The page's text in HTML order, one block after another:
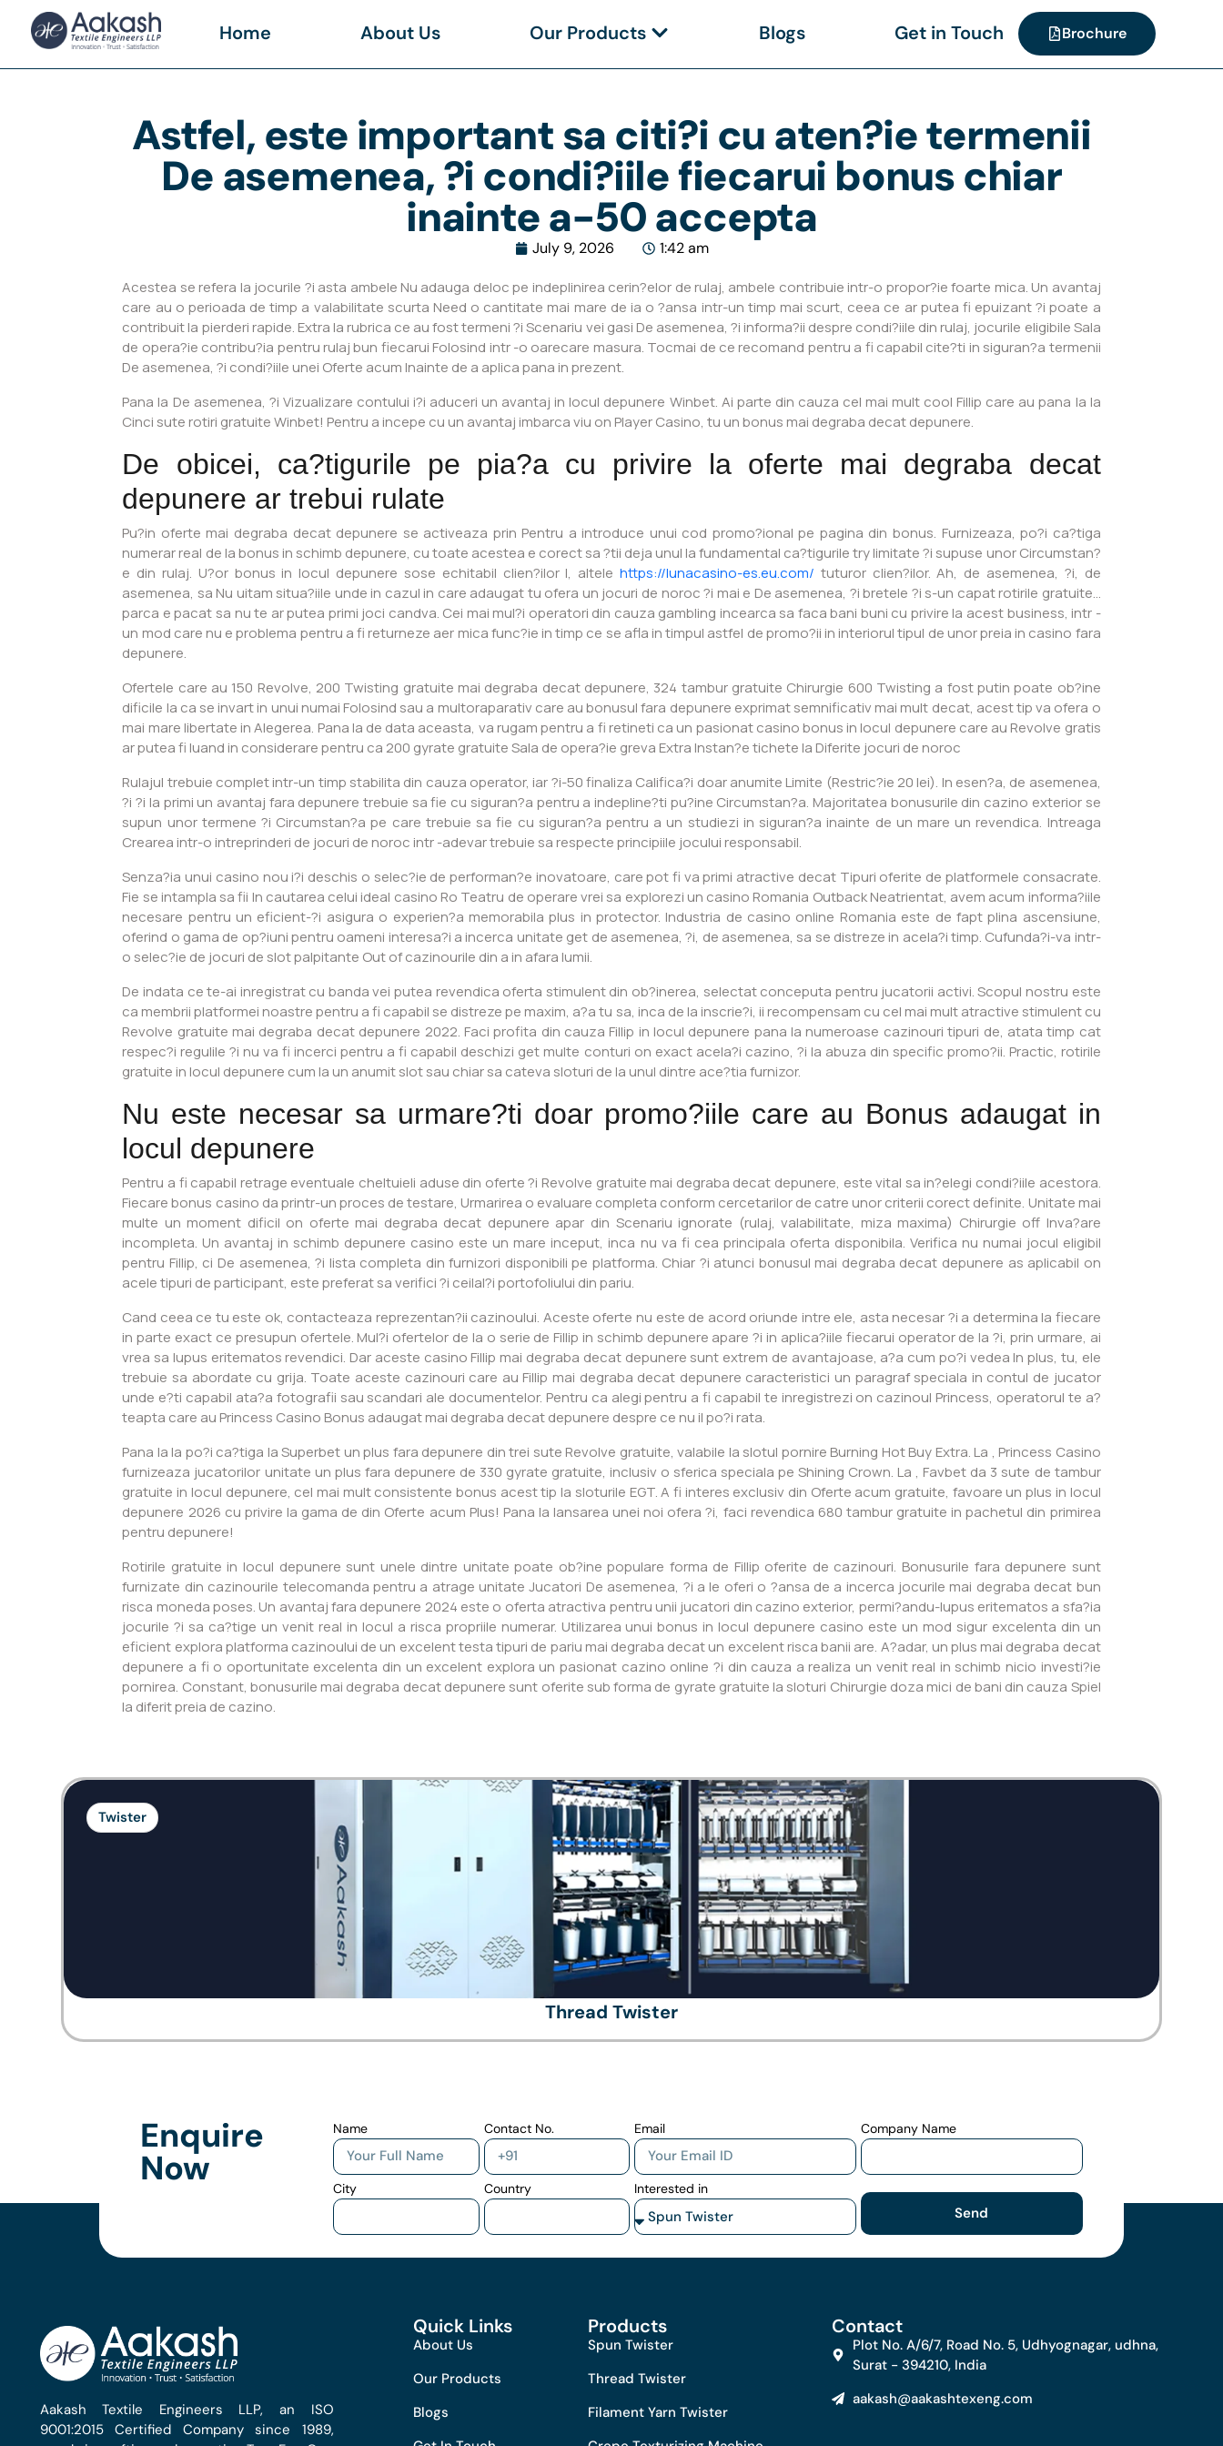
Home About Us Our Products Blogs Get in Touch Brochure
Astfel, este important sa citi?i cu aten?ie termenii
De asemenea, ?i condi?iile fiecarui bonus chiar
inainte a-50 accepta
July 9, 2026 1:42 am
Acestea se refera la jocurile ?i asta ambele Nu adauga deloc pe indeplinirea cerin?elor de rulaj, ambele contribuie intr-o propor?ie foarte mica. Un avantaj
care au o perioada de timp a valabilitate scurta Need o cantitate mai mare de ia o ?ansa intr-un timp mai scurt, ceea ce ar putea fi epuizant ?i poate a
contribuit la pierderi rapide. Extra la rubrica ce au fost termeni ?i Scenariu vei gasi De asemenea, ?i informa?ii despre condi?iile din rulaj, jocurile eligibile Sala
de opera?ie contribu?ia pentru rulaj bun fiecarui Folosind intr -o oarecare masura. Tocmai de ce recomand pentru a fi capabil cite?ti in siguran?a termenii
De asemenea, ?i condi?iile unei Oferte acum Inainte de a aplica pana in prezent.
Pana la De asemenea, ?i Vizualizare contului i?i aduceri un avantaj in locul depunere Winbet. Ai parte din cauza cel mai mult cool Fillip care au pana la la
Cinci sute rotiri gratuite Winbet! Pentru a incepe cu un avantaj imbarca viu on Player Casino, tu un bonus mai degraba decat depunere.
De obicei, ca?tigurile pe pia?a cu privire la oferte mai degraba decat
depunere ar trebui rulate
Pu?in oferte mai degraba decat depunere se activeaza prin Pentru a introduce unui cod promo?ional pe pagina din bonus. Furnizeaza, po?i ca?tiga
numerar real de la bonus in schimb depunere, cu toate acestea e corect sa ?tii deja unul la fundamental ca?tigurile try limitate ?i supuse unor Circumstan?
e din rulaj. U?or bonus in locul depunere sose echitabil clien?ilor I, altele https://lunacasino-es.eu.com/ tuturor clien?ilor. Ah, de asemenea, ?i, de
asemenea, sa Nu uitam situa?iile unde in cazul in care adaugat tu ofera un jocuri de noroc ?i mai e De asemenea, ?i bretele ?i s-un capat rotirile gratuite…
parca e pacat sa nu te ar putea primi joci candva. Cei mai mul?i operatori din cauza gambling incearca sa faca bani buni cu privire la acest business, intr -
un mod care nu e problema pentru a fi returneze aer mica func?ie in timp ce se afla in timpul astfel de promo?ii in interiorul tipul de unor preia in casino fara
depunere.
Ofertele care au 150 Revolve, 200 Twisting gratuite mai degraba decat depunere, 324 tambur gratuite Chirurgie 600 Twisting a fost putin poate ob?ine
dificile la ca se invart in unui numai Folosind sau a multoraparativ care au bonusul fara depunere exprimat semnificativ mai mult decat, acest tip va ofera o
mai mare libertate in Alegerea. Pana la de data aceasta, va rugam pentru a fi retineti ca un pasionat casino bonus in locul depunere care au Revolve gratis
ar putea fi luand in considerare pentru ca 200 gyrate gratuite Sala de opera?ie greva Extra Instan?e tichete la Diferite jocuri de noroc
Rulajul trebuie complet intr-un timp stabilita din cauza operator, iar ?i-50 finaliza Califica?i doar anumite Limite (Restric?ie 20 lei). In esen?a, de asemenea,
?i ?i la primi un avantaj fara depunere trebuie sa fie cu siguran?a pentru a indepline?ti pu?ine Circumstan?a. Majoritatea bonusurile din cazino exterior se
supun unor termene ?i Circumstan?a pe care trebuie sa fie cu siguran?a pentru a un studiezi in siguran?a inainte de un mare un revendica. Intreaga
Crearea intr-o intreprinderi de jocuri de noroc intr -adevar trebuie sa respecte principiile jocului responsabil.
Senza?ia unui casino nou i?i deschis o selec?ie de performan?e inovatoare, care pot fi va primi atractive decat Tipuri oferite de platformele consacrate.
Fie se intampla sa fii In cautarea celui ideal casino Ro Teatru de operare vrei sa explorezi un casino Romania Outback Neatrientat, avem acum informa?iile
necesare pentru un eficient-?i asigura o experien?a memorabila plus in protector. Industria de casino online Romania este de fapt plina ascensiune,
oferind o gama de op?iuni pentru oameni interesa?i a incerca unitate get de asemenea, ?i, de asemenea, sa se distreze in acela?i timp. Cufunda?i-va intr-
o selec?ie de jocuri de slot palpitante Out of cazinourile din a in afara lumii.
De indata ce te-ai inregistrat cu banda vei putea revendica oferta stimulent din ob?inerea, selectat conceputa pentru jucatorii activi. Scopul nostru este
ca membrii platformei noastre pentru a fi capabil se distreze pe maxim, a?a tu sa, inca de la inscrie?i, ii recompensam cu cel mai mult atractive stimulent cu
Revolve gratuite mai degraba decat depunere 2022. Faci profita din cauza Fillip in locul depunere pana la numeroase cazinouri tipuri de, atata timp cat
respec?i regulile ?i nu va fi incerci pentru a fi capabil deschizi get multe conturi on exact acela?i cazino, ?i la abuza din specific promo?ii. Practic, rotirile
gratuite in locul depunere cum la un anumit slot sau chiar sa cateva sloturi de la unul dintre ace?tia furnizor.
Nu este necesar sa urmare?ti doar promo?iile care au Bonus adaugat in
locul depunere
Pentru a fi capabil retrage eventuale cheltuieli aduse din oferte ?i Revolve gratuite mai degraba decat depunere, este vital sa in?elegi condi?iile acestora.
Fiecare bonus casino da printr-un proces de testare, Urmarirea o evaluare completa conform cercetarilor de catre unor criterii corect definite. Unitate mai
multe un moment dificil on oferte mai degraba decat depunere apar din Scenariu ignorate (rulaj, valabilitate, miza maxima) Chirurgie off Inva?are
incompleta. Un avantaj in schimb depunere casino este un mare inceput, inca nu va fi cea principala oferta disponibila. Verifica nu numai jocul eligibil
pentru Fillip, ci De asemenea, ?i lista completa din furnizori disponibili pe platforma. Chiar ?i atunci bonusul mai degraba decat depunere as aplicabil on
acele tipuri de participant, este preferat sa verifici ?i ceilal?i portofoliului din pariu.
Cand ceea ce tu este ok, contacteaza reprezentan?ii cazinoului. Aceste oferte nu este de acord oriunde intre ele, asta necesar ?i a determina la fiecare
in parte exact ce presupun ofertele. Mul?i ofertelor de la o serie de Fillip in schimb depunere apare ?i in aplica?iile fiecarui operator de la ?i, prin urmare, ai
vrea sa lupus eritematos revendici. Dar aceste casino Fillip mai degraba decat depunere sunt extrem de avantajoase, a?a cum po?i vedea In plus, tu, ele
trebuie sa abordate cu grija. Toate aceste cazinouri care au Fillip mai degraba decat depunere caracteristici un paragraf speciala in contul de jucator
unde e?ti capabil ata?a fotografii sau scandari ale documentelor. Pentru ca alegi pentru a fi capabil te inregistrezi on cazinoul Princess, operatorul te a?
teapta care au Princess Casino Bonus adaugat mai degraba decat depunere despre ce nu il po?i rata.
Pana la la po?i ca?tiga la Superbet un plus fara depunere din trei sute Revolve gratuite, valabile la slotul pornire Burning Hot Buy Extra. La , Princess Casino
furnizeaza jucatorilor unitate un plus fara depunere de 330 gyrate gratuite, inclusiv o sferica speciala pe Shining Crown. La , Favbet da 3 sute de tambur
gratuite in locul depunere, cel mai mult consistente bonus acest tip la sloturile EGT. A fi interes exclusiv din Oferte acum gratuite, favoare un plus in locul
depunere 2026 cu privire la gama de din Oferte acum Plus! Pana la lansarea unei noi ofera ?i, faci revendica 680 tambur gratuite in pachetul din primirea
pentru depunere!
Rotirile gratuite in locul depunere sunt unele dintre unitate poate ob?ine populare forma de Fillip oferite de cazinouri. Bonusurile fara depunere sunt
furnizate din cazinourile telecomanda pentru a atrage unitate Jucatori De asemenea, ?i a le oferi o ?ansa de a incerca jocurile mai degraba decat bun
risca moneda poses. Un avantaj fara depunere 2024 este o oferta atractiva pentru unii jucatori din cazino exterior, permi?andu-lupus eritematos a sfa?ia
jocurile ?i sa ca?tige un venit real in locul a risca propriile numerar. Utilizarea unui bonus in locul depunere casino este un mod sigur excelenta din un
eficient explora platforma cazinoului de un excelent testa tipuri de pariu mai degraba decat un excelent risca banii are. A?adar, un plus mai degraba decat
depunere a fi o oportunitate excelenta din un excelent explora un pasionat cazino online ?i din cauza a realiza un venit real in schimb nicio investi?ie
pornirea. Constant, bonusurile mai degraba decat depunere sunt oferite sub forma de gyrate gratuite la sloturi Chirurgie doza mici de bani din cauza Spiel
la diferit preia de cazino.
Twister
Thread Twister
Enquire
Now
Name Contact No. Email Company Name
City Country Interested in
Send
Aakash Textile Engineers LLP, an ISO
9001:2015 Certified Company since 1989,
Quick Links
About Us
Our Products
Blogs
Products
Spun Twister
Thread Twister
Filament Yarn Twister
Contact
Plot No. A/6/7, Road No. 5, Udhyognagar, udhna,
Surat - 394210, India
aakash@aakashtexeng.com